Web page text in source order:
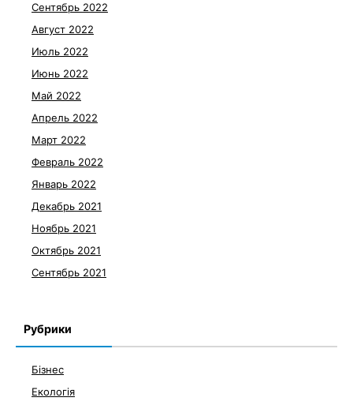
Сентябрь 2022
Август 2022
Июль 2022
Июнь 2022
Май 2022
Апрель 2022
Март 2022
Февраль 2022
Январь 2022
Декабрь 2021
Ноябрь 2021
Октябрь 2021
Сентябрь 2021
Рубрики
Бізнес
Екологія